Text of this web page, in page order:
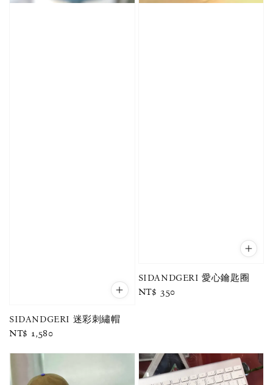
SIDANDGERI 迷彩刺繡帽
Regular
NT$ 1,580
SIDANDGERI 愛心鑰匙圈
Regular
NT$ 350